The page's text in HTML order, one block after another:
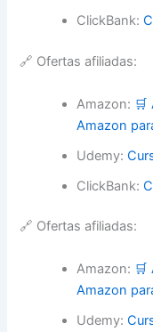
ClickBank:
🔗 Ofertas afiliadas:
Amazon: 🛒
Amazon
Udemy:
ClickBank:
🔗 Ofertas afiliadas:
Amazon: 🛒
Amazon
Udemy: